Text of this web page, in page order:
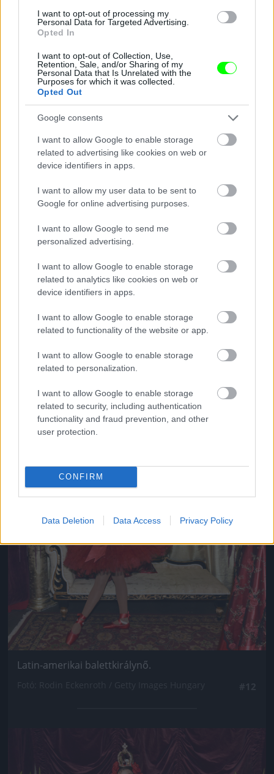
I want to opt-out of processing my
Personal Data for Targeted Advertising.
Opted In
I want to opt-out of Collection, Use,
Retention, Sale, and/or Sharing of my
Personal Data that Is Unrelated with the
Purposes for which it was collected.
Opted Out
Google consents
I want to allow Google to enable storage
related to advertising like cookies on web or
device identifiers in apps.
I want to allow my user data to be sent to
Google for online advertising purposes.
I want to allow Google to send me
personalized advertising.
I want to allow Google to enable storage
related to analytics like cookies on web or
device identifiers in apps.
I want to allow Google to enable storage
related to functionality of the website or app.
I want to allow Google to enable storage
related to personalization.
I want to allow Google to enable storage
related to security, including authentication
functionality and fraud prevention, and other
user protection.
CONFIRM
Data Deletion Data Access Privacy Policy
Ezt a fejdíszt, reméljük, a Drag Con után egyenesen
vitték a múzeumba.
Fotó: Rodin Eckenroth / Getty Images Hungary
Jön még kép!
4. Valentina
Fotó: Rodin Eckenroth / Getty Images Hungary
Jön még kép!
Latin-amerikai balettkirálynő.
Jön még kép!